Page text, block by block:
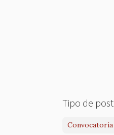
Tipo de post
Convocatoria